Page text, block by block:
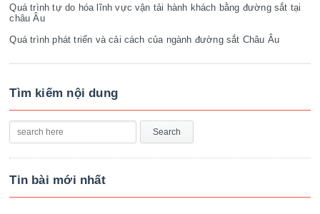
Quá trình tự do hóa lĩnh vực vận tải hành khách bằng đường sắt tại
châu Âu
Quá trình phát triển và cải cách của ngành đường sắt Châu Âu
Tìm kiếm nội dung
Tin bài mới nhất